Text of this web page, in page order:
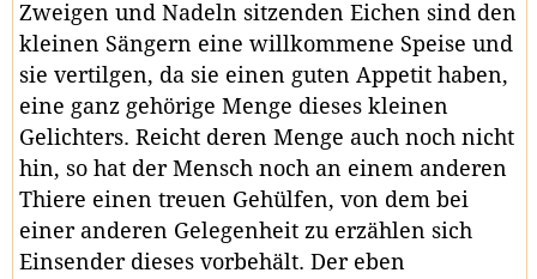
Zweigen und Nadeln sitzenden Eichen sind den
kleinen Sängern eine willkommene Speise und
sie vertilgen, da sie einen guten Appetit haben,
eine ganz gehörige Menge dieses kleinen
Gelichters. Reicht deren Menge auch noch nicht
hin, so hat der Mensch noch an einem anderen
Thiere einen treuen Gehülfen, von dem bei
einer anderen Gelegenheit zu erzählen sich
Einsender dieses vorbehält. Der eben